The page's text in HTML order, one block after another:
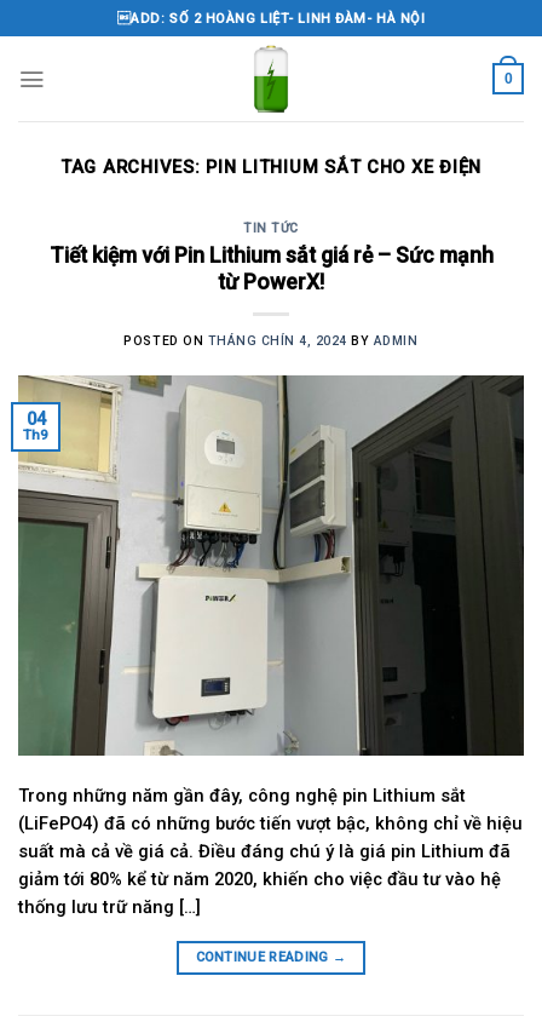
to
content
ADD: SỐ 2 HOÀNG LIỆT- LINH ĐÀM- HÀ NỘI
0
TAG ARCHIVES: PIN LITHIUM SẮT CHO XE ĐIỆN
TIN TỨC
Tiết kiệm với Pin Lithium sắt giá rẻ – Sức mạnh
từ PowerX!
POSTED ON THÁNG CHÍN 4, 2024 BY ADMIN
04
Th9
Trong những năm gần đây, công nghệ pin Lithium sắt
(LiFePO4) đã có những bước tiến vượt bậc, không chỉ về hiệu
suất mà cả về giá cả. Điều đáng chú ý là giá pin Lithium đã
giảm tới 80% kể từ năm 2020, khiến cho việc đầu tư vào hệ
thống lưu trữ năng […]
CONTINUE READING →